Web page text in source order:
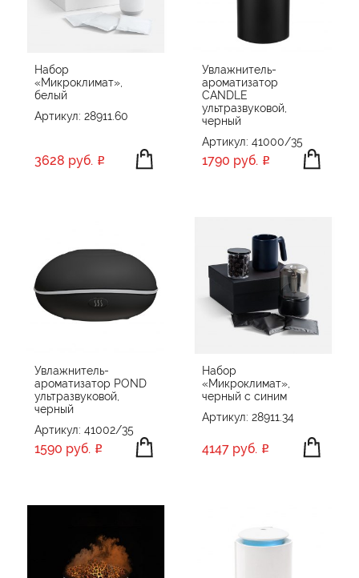
Набор
«Микроклимат»,
белый
Артикул: 28911.60
3628 руб.
Увлажнитель-
ароматизатор
CANDLE
ультразвуковой,
черный
Артикул: 41000/35
1790 руб.
Увлажнитель-
ароматизатор POND
ультразвуковой,
черный
Артикул: 41002/35
1590 руб.
Набор
«Микроклимат»,
черный с синим
Артикул: 28911.34
4147 руб.